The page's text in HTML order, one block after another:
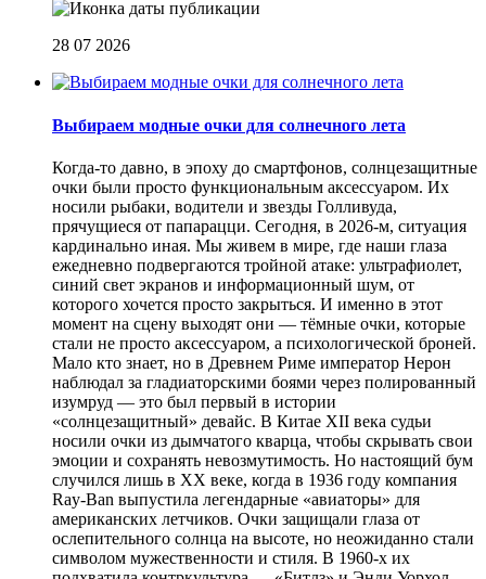
28 07 2026
Выбираем модные очки для солнечного лета
Когда-то давно, в эпоху до смартфонов, солнцезащитные
очки были просто функциональным аксессуаром. Их
носили рыбаки, водители и звезды Голливуда,
прячущиеся от папарацци. Сегодня, в 2026-м, ситуация
кардинально иная. Мы живем в мире, где наши глаза
ежедневно подвергаются тройной атаке: ультрафиолет,
синий свет экранов и информационный шум, от
которого хочется просто закрыться. И именно в этот
момент на сцену выходят они — тёмные очки, которые
стали не просто аксессуаром, а психологической броней.
Мало кто знает, но в Древнем Риме император Нерон
наблюдал за гладиаторскими боями через полированный
изумруд — это был первый в истории
«солнцезащитный» девайс. В Китае XII века судьи
носили очки из дымчатого кварца, чтобы скрывать свои
эмоции и сохранять невозмутимость. Но настоящий бум
случился лишь в XX веке, когда в 1936 году компания
Ray-Ban выпустила легендарные «авиаторы» для
американских летчиков. Очки защищали глаза от
ослепительного солнца на высоте, но неожиданно стали
символом мужественности и стиля. В 1960-х их